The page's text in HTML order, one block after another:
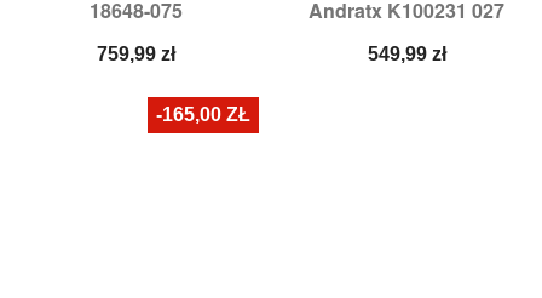
18648-075
Cena
759,99 zł
Andratx K100231 027
Cena
549,99 zł
-165,00 ZŁ